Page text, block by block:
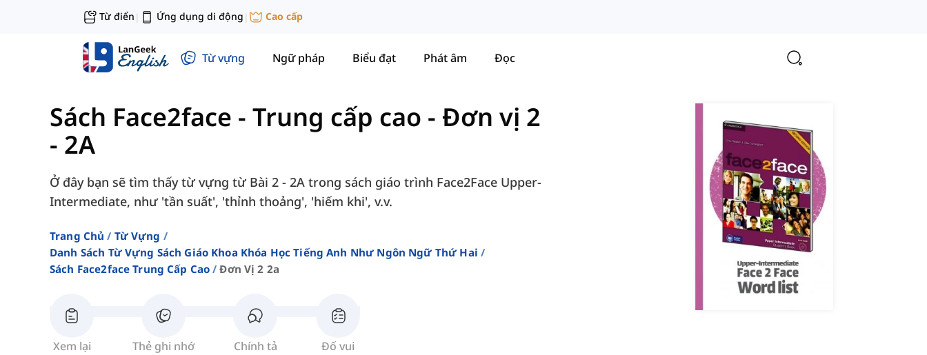
Từ điển | Ứng dụng di động | Cao cấp
Từ vựng Ngữ pháp Biểu đạt Phát âm Đọc
Sách Face2face - Trung cấp cao - Đơn vị 2
- 2A
Ở đây bạn sẽ tìm thấy từ vựng từ Bài 2 - 2A trong sách giáo trình Face2Face Upper-
Intermediate, như 'tần suất', 'thỉnh thoảng', 'hiếm khi', v.v.
Trang Chủ
Từ Vựng
Danh Sách Từ Vựng Sách Giáo Khoa Khóa Học Tiếng Anh Như Ngôn Ngữ Thứ Hai
Sách Face2face Trung Cấp Cao
Đơn Vị 2 2a
Xem lại Thẻ ghi nhớ Chính tả Đố vui